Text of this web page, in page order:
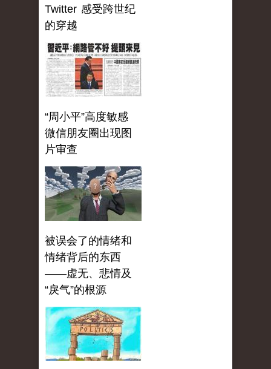
Twitter 感受跨世纪
的穿越
“周小平”高度敏感
微信朋友圈出现图
片审查
被误会了的情绪和
情绪背后的东西
——虚无、悲情及
“戾气”的根源